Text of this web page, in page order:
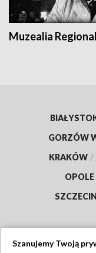
Muzealia
GORZÓW
KRAKÓW /
OPOLE
SZCZECIN
Szanujemy Twoją